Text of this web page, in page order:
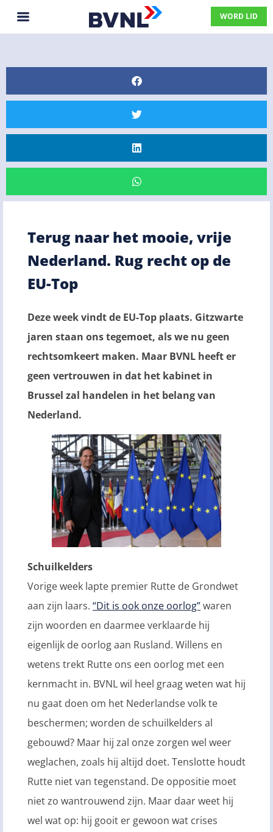
WORD LID
Terug naar het mooie, vrije
Nederland. Rug recht op de
EU-Top
Deze week vindt de EU-Top plaats. Gitzwarte
jaren staan ons tegemoet, als we nu geen
rechtsomkeert maken. Maar BVNL heeft er
geen vertrouwen in dat het kabinet in
Brussel zal handelen in het belang van
Nederland.
Schuilkelders
Vorige week lapte premier Rutte de Grondwet
aan zijn laars. “Dit is ook onze oorlog”waren
zijn woorden en daarmee verklaarde hij
eigenlijk de oorlog aan Rusland. Willens en
wetens trekt Rutte ons een oorlog met een
kernmacht in. BVNL wil heel graag weten wat hij
nu gaat doen om het Nederlandse volk te
beschermen; worden de schuilkelders al
gebouwd? Maar hij zal onze zorgen wel weer
weglachen, zoals hij altijd doet. Tenslotte houdt
Rutte niet van tegenstand. De oppositie moet
niet zo wantrouwend zijn. Maar daar weet hij
wel wat op: hij gooit er gewoon wat crises